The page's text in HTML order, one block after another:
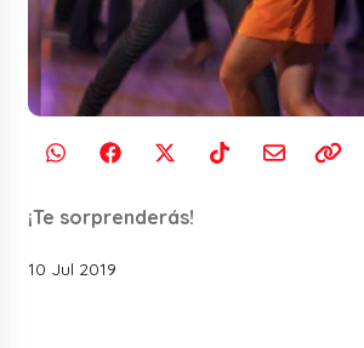
¡Te sorprenderás!
10 Jul 2019